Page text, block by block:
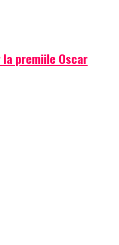
premiile Oscar